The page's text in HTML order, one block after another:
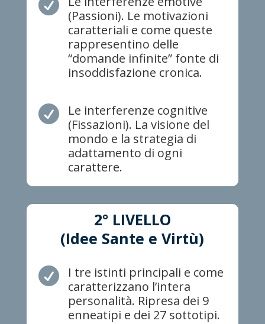

(Passioni). Le motivazioni
caratteriali e come queste
rappresentino delle
“domande infinite” fonte di
insoddisfazione cronica.

Le interferenze cognitive
(Fissazioni). La visione del
mondo e la strategia di
adattamento di ogni
carattere.
2° LIVELLO
(Idee Sante e Virtù)

I tre istinti principali e come
caratterizzano l’intera
personalità. Ripresa dei 9
enneatipi e dei 27 sottotipi.